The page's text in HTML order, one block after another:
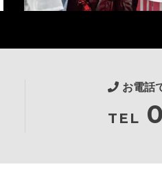
お電話
TEL